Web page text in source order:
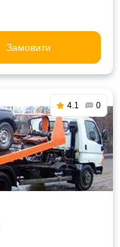
Замовити
4.1 0